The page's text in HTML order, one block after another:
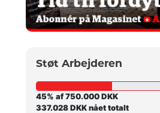
Støt Arbejderen
45% af 750.000 DKK
337.028 DKK nået totalt